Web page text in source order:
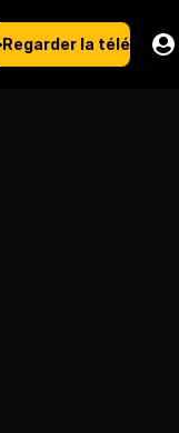
Regarder la télé